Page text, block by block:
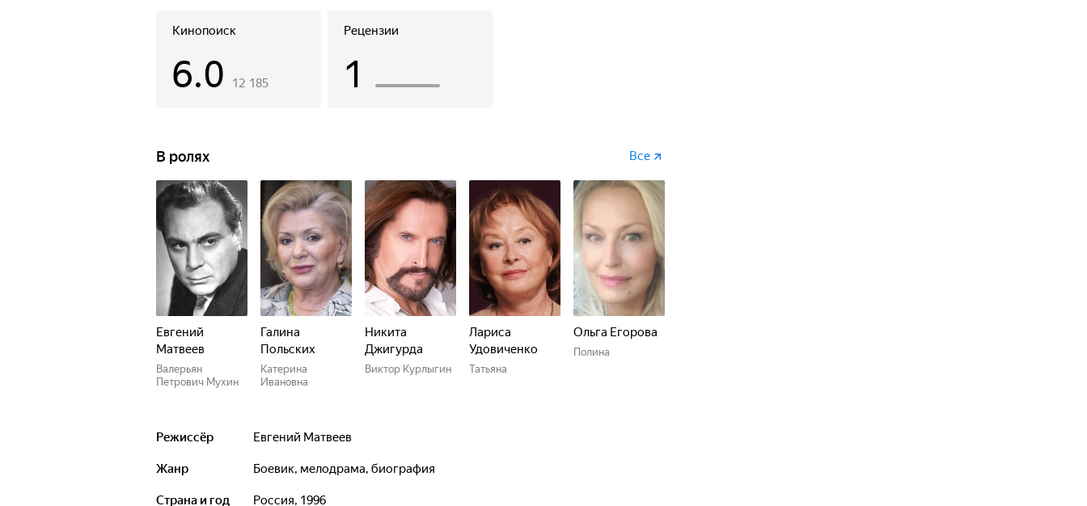
народ выдвигает на должность губернатора. Новые персонажи, новые любовные линии,
мешает вновь проявиться трогательной романтике человеческих отношений.
Кинопоиск
6.0 12 185
Рецензии
1
В ролях Все
Евгений
Матвеев
Валерьян
Петрович Мухин
Галина
Польских
Катерина
Ивановна
Никита
Джигурда
Виктор Курлыгин
Лариса
Удовиченко
Татьяна
Ольга Егорова
Полина
Режиссёр Евгений Матвеев
Жанр боевик, мелодрама, биография
Страна и год Россия, 1996